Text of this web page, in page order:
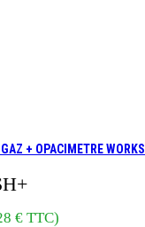
+ OPACIMETRE
€ TTC)